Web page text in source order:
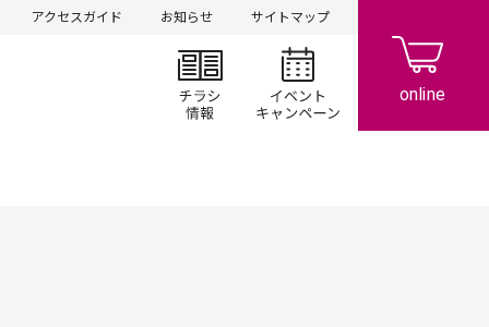
アクセスガイド お知らせ サイトマップ
チラシ情報 イベント/キャン